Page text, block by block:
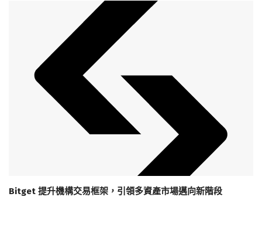
Bitget 提升機構交易框架，引領多資產市場邁向新階段